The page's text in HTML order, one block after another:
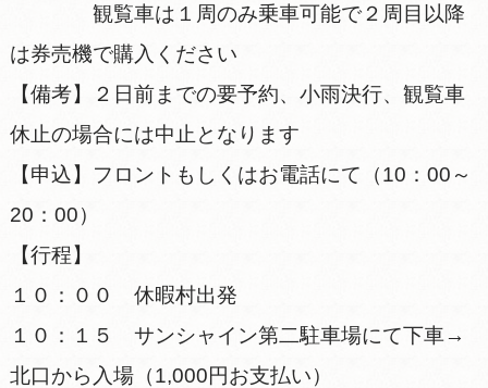
観覧車は１周のみ乗車可能で２周目以降
は券売機で購入ください
【備考】２日前までの要予約、小雨決行、観覧車
休止の場合には中止となります
【申込】フロントもしくはお電話にて（10：00～
20：00）
【行程】
１０：００ 休暇村出発
１０：１５ サンシャイン第二駐車場にて下車→
北口から入場（1,000円お支払い）